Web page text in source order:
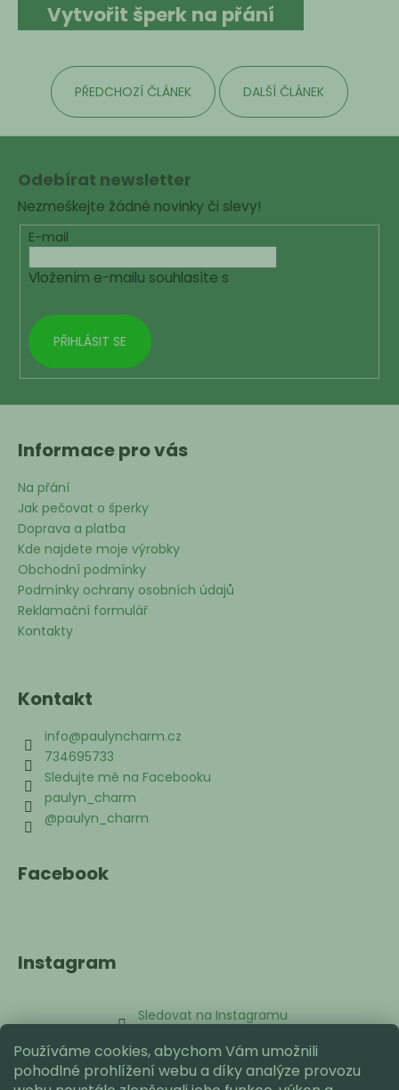
Používáme cookies, abychom Vám umožnili
pohodlné prohlížení webu a díky analýze provozu
Vytvořit šperk na přání
PŘEDCHOZÍ ČLÁNEK DALŠÍ ČLÁNEK
Z
Odebírat newsletter
Nezmeškejte žádné novinky či slevy!
E-mail
Vložením e-mailu souhlasíte s
PŘIHLÁSIT SE
Informace pro vás
Na přání
Jak pečovat o šperky
Doprava a platba
Kde najdete moje výrobky
Obchodní podmínky
Podmínky ochrany osobních údajů
Reklamační formulář
Kontakty
Kontakt
info@paulyncharm.cz
734695733
Sledujte mě na Facebooku
paulyn_charm
@paulyn_charm
Facebook
Instagram
Sledovat na Instagramu
Přijímáme online platby